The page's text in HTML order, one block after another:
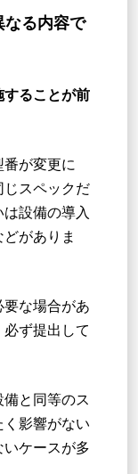
る内容で
することが前
が変更に
じスペックだ
設備の導入
がありま
な場合があ
ず提出して
と同等のス
影響がない
いケースが多